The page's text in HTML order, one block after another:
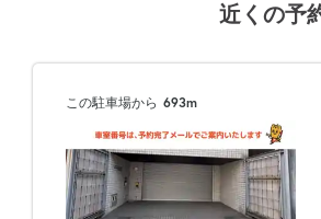
近くの予
この駐車場から 693m